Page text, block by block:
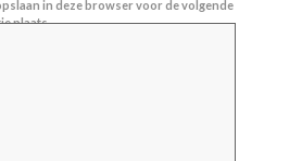
in deze browser voor de volgende
plaats.